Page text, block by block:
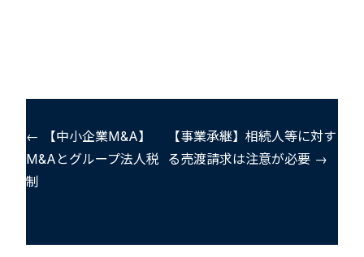
← 【中小企業M&A】
M&Aとグループ法人税
制
【事業承継】相続人等に対す
る売渡請求は注意が必要 →